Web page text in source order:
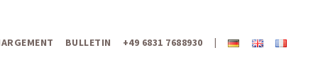
BULLETIN +49 6831 7688930 |